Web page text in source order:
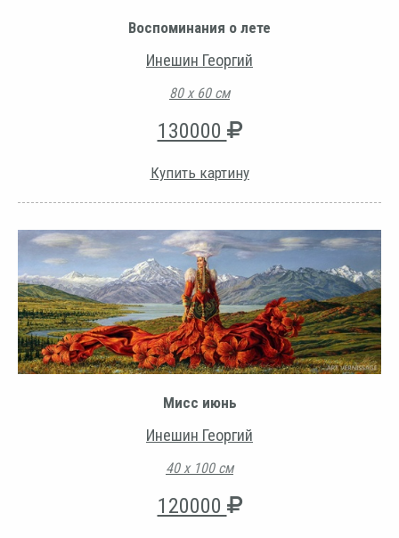
Воспоминания о лете
Инешин Георгий
80 х 60 см
130000
Купить картину
Мисс июнь
Инешин Георгий
40 х 100 см
120000